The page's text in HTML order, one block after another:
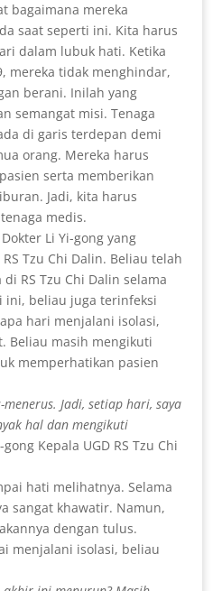
bagaimana mereka
saat seperti ini. Kita harus
dalam lubuk hati. Ketika
mereka tidak menghindar,
berani. Inilah yang
semangat misi. Tenaga
di garis terdepan demi
orang. Mereka harus
serta memberikan
Jadi, kita harus
medis.
Li Yi-gong yang
Tzu Chi Dalin. Beliau telah
RS Tzu Chi Dalin selama
ini, beliau juga terinfeksi
hari menjalani isolasi,
Beliau masih mengikuti
memperhatikan pasien
Jadi, setiap hari, saya
hal dan mengikuti
Kepala UGD RS Tzu Chi
hati melihatnya. Selama
sangat khawatir. Namun,
dengan tulus.
menjalani isolasi, beliau